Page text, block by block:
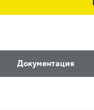
Документация